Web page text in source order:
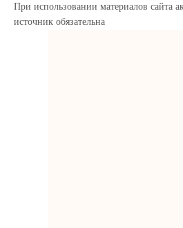
При использовании материалов сайта
источник обязательна